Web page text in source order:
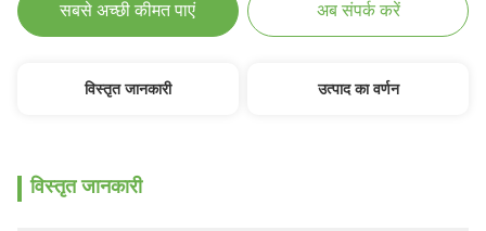
सबसे अच्छी कीमत पाएं अब संपर्क करें
विस्तृत जानकारी उत्पाद का वर्णन
विस्तृत जानकारी